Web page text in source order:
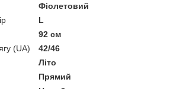
Фіолетовий
L
92 см
(UA)
42/46
Літо
Прямий